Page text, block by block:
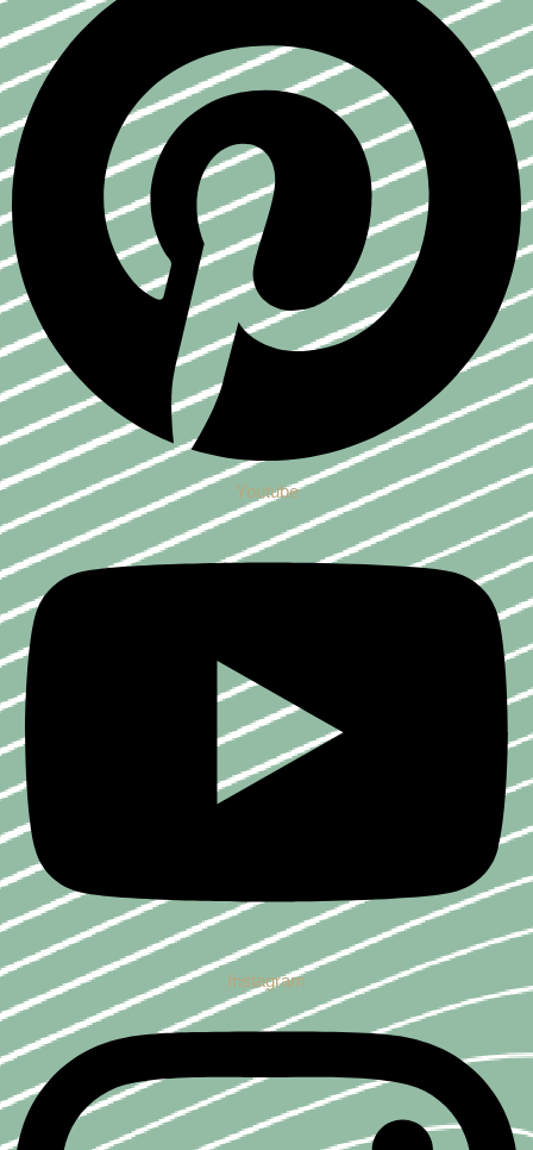
Youtube
Instagram